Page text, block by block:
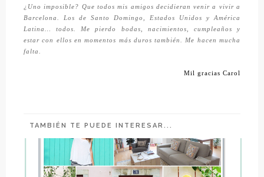
¿Uno imposible? Que todos mis amigos decidieran venir a vivir a
Barcelona. Los de Santo Domingo, Estados Unidos y América
Latina… todos. Me pierdo bodas, nacimientos, cumpleaños y
estar con ellos en momentos más duros también. Me hacen mucha
falta.
Mil gracias Carol
TAMBIÉN TE PUEDE INTERESAR...